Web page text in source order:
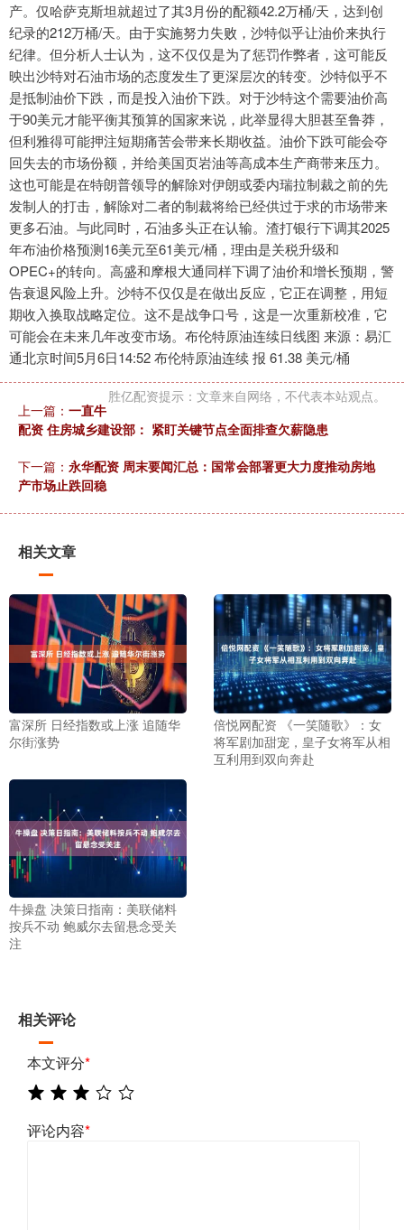
产。仅哈萨克斯坦就超过了其3月份的配额42.2万桶/天，达到创
纪录的212万桶/天。由于实施努力失败，沙特似乎让油价来执行
纪律。但分析人士认为，这不仅仅是为了惩罚作弊者，这可能反
映出沙特对石油市场的态度发生了更深层次的转变。沙特似乎不
是抵制油价下跌，而是投入油价下跌。对于沙特这个需要油价高
于90美元才能平衡其预算的国家来说，此举显得大胆甚至鲁莽，
但利雅得可能押注短期痛苦会带来长期收益。油价下跌可能会夺
回失去的市场份额，并给美国页岩油等高成本生产商带来压力。
这也可能是在特朗普领导的解除对伊朗或委内瑞拉制裁之前的先
发制人的打击，解除对二者的制裁将给已经供过于求的市场带来
更多石油。与此同时，石油多头正在认输。渣打银行下调其2025
年布油价格预测16美元至61美元/桶，理由是关税升级和
OPEC+的转向。高盛和摩根大通同样下调了油价和增长预期，警
告衰退风险上升。沙特不仅仅是在做出反应，它正在调整，用短
期收入换取战略定位。这不是战争口号，这是一次重新校准，它
可能会在未来几年改变市场。布伦特原油连续日线图 来源：易汇
通北京时间5月6日14:52 布伦特原油连续 报 61.38 美元/桶
胜亿配资提示：文章来自网络，不代表本站观点。
上一篇： 一直牛
配资 住房城乡建设部： 紧盯关键节点全面排查欠薪隐患
下一篇： 永华配资 周末要闻汇总：国常会部署更大力度推动房地
产市场止跌回稳
相关文章
富深所 日经指数或上涨 追随华
尔街涨势
倍悦网配资 《一笑随歌》：女
将军剧加甜宠，皇子女将军从相
互利用到双向奔赴
牛操盘 决策日指南：美联储料
按兵不动 鲍威尔去留悬念受关
注
相关评论
本文评分*
评论内容*